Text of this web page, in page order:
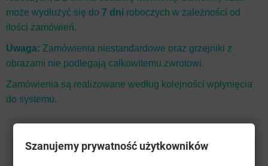
może wydłużyć się do 7 dni roboczych w zależności od
ilości zamówień.
Uwaga: Zamówienia niestandardowe oraz grzejniki z
obrazami nie podlegają całkowitemu zwrotowi.
Zamówienia są realizowane według kolejności wpłynięcia
do systemu.
Szanujemy prywatność użytkowników